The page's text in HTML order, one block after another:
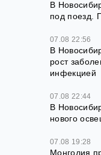
В
под поезд.
07.08 22:56
В
рост
инфекцией
07.08 22:44
В
нового
07.08 19:28
Монголия